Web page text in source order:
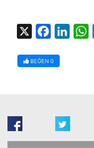
Facebook
BEĞEN 0